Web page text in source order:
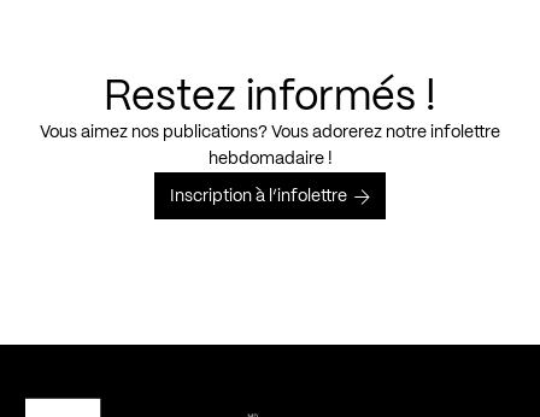
Restez informés !
Vous aimez nos publications? Vous adorerez notre infolettre
hebdomadaire !
Inscription à l’infolettre